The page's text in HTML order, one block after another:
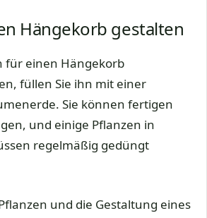
Hängekorb gestalten
für einen Hängekorb
füllen Sie ihn mit einer
Sie können fertigen
und einige Pflanzen in
regelmäßig gedüngt
und die Gestaltung eines